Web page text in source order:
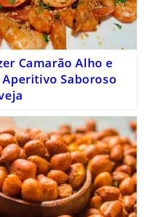
Camarão Alho e
Saboroso